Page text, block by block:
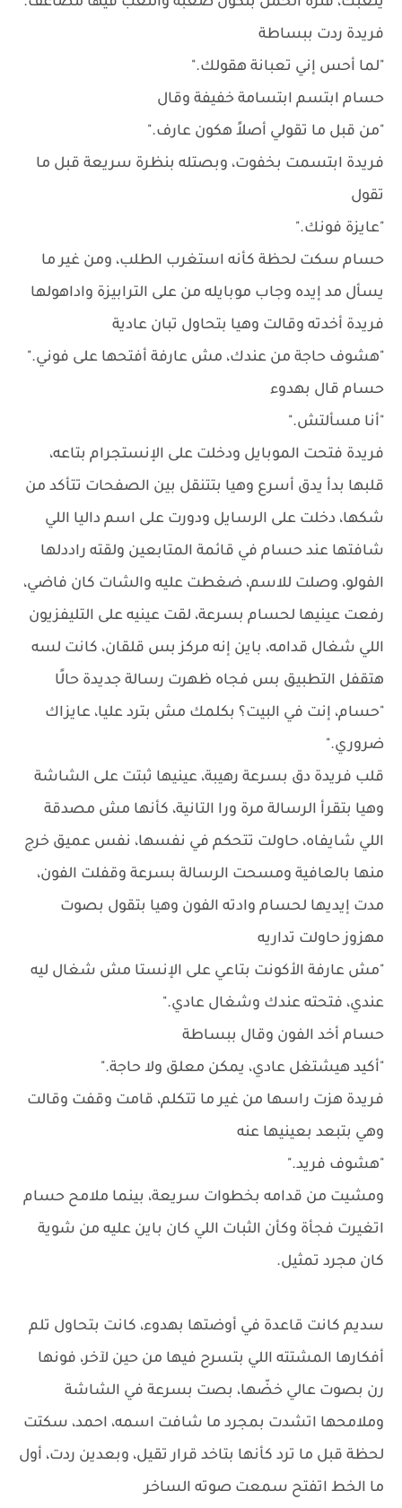
فريدة ردت ببساطة
"لما أحس إني تعبانة هقولك."
حسام ابتسم ابتسامة خفيفة وقال
"من قبل ما تقولي أصلاً هكون عارف."
فريدة ابتسمت بخفوت، وبصتله بنظرة سريعة قبل ما
تقول
"عايزة فونك."
حسام سكت لحظة كأنه استغرب الطلب، ومن غير ما
يسأل مد إيده وجاب موبايله من على الترابيزة واداهولها
فريدة أخدته وقالت وهيا بتحاول تبان عادية
"هشوف حاجة من عندك، مش عارفة أفتحها على فوني."
حسام قال بهدوء
"أنا مسألتش."
فريدة فتحت الموبايل ودخلت على الإنستجرام بتاعه،
قلبها بدأ يدق أسرع وهيا بتتنقل بين الصفحات تتأكد من
شكها، دخلت على الرسايل ودورت على اسم داليا اللي
شافتها عند حسام في قائمة المتابعين ولقته راددلها
الفولو، وصلت للاسم، ضغطت عليه والشات كان فاضي،
رفعت عينيها لحسام بسرعة، لقت عينيه على التليفزيون
اللي شغال قدامه، باين إنه مركز بس قلقان، كانت لسه
هتقفل التطبيق بس فجاه ظهرت رسالة جديدة حالًا
"حسام، إنت في البيت؟ بكلمك مش بترد عليا، عايزاك
ضروري."
قلب فريدة دق بسرعة رهيبة، عينيها ثبتت على الشاشة
وهيا بتقرأ الرسالة مرة ورا التانية، كأنها مش مصدقة
اللي شايفاه، حاولت تتحكم في نفسها، نفس عميق خرج
منها بالعافية ومسحت الرسالة بسرعة وقفلت الفون،
مدت إيديها لحسام وادته الفون وهيا بتقول بصوت
مهزوز حاولت تداريه
"مش عارفة الأكونت بتاعي على الإنستا مش شغال ليه
عندي، فتحته عندك وشغال عادي."
حسام أخد الفون وقال ببساطة
"أكيد هيشتغل عادي، يمكن معلق ولا حاجة."
فريدة هزت راسها من غير ما تتكلم، قامت وقفت وقالت
وهي بتبعد بعينيها عنه
"هشوف فريد."
ومشيت من قدامه بخطوات سريعة، بينما ملامح حسام
اتغيرت فجأة وكأن الثبات اللي كان باين عليه من شوية
كان مجرد تمثيل.
سديم كانت قاعدة في أوضتها بهدوء، كانت بتحاول تلم
أفكارها المشتته اللي بتسرح فيها من حين لآخر، فونها
رن بصوت عالي خضّها، بصت بسرعة في الشاشة
وملامحها اتشدت بمجرد ما شافت اسمه، احمد، سكتت
لحظة قبل ما ترد كأنها بتاخد قرار تقيل، وبعدين ردت، أول
ما الخط اتفتح سمعت صوته الساخر